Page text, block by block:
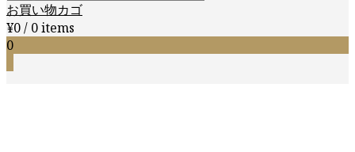
お買い物カゴ
¥0/ 0 items
0